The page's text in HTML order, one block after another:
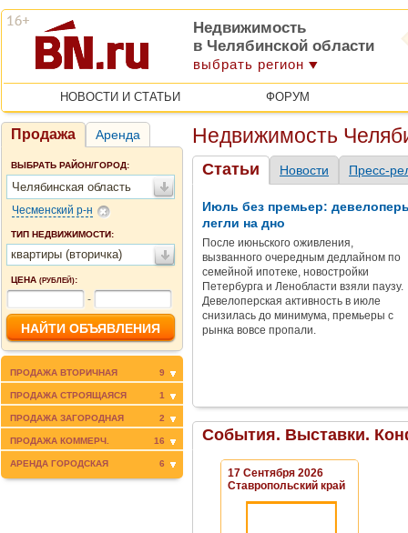
Недвижимость
в Челябинской области
выбрать регион
НОВОСТИ И СТАТЬИ ФОРУМ
Продажа Аренда
ВЫБРАТЬ РАЙОН/ГОРОД:
Челябинская область
Чесменский р-н
ТИП НЕДВИЖИМОСТИ:
квартиры (вторичка)
ЦЕНА (РУБЛЕЙ):
-
ПРОДАЖА ВТОРИЧНАЯ 9
ПРОДАЖА СТРОЯЩАЯСЯ 1
ПРОДАЖА ЗАГОРОДНАЯ 2
ПРОДАЖА КОММЕРЧ. 16
АРЕНДА ГОРОДСКАЯ 6
Недвижимость
Статьи Новости Пресс-
Июль без премьер:
легли на дно
После июньского оживления,
вызванного очередным дедлайном по
семейной ипотеке, новостройки
Петербурга и Ленобласти взяли паузу.
Девелоперская активность в июле
снизилась до минимума, премьеры с
рынка вовсе пропали.
События. Выставки.
17 Сентября 2026
Ставропольский край